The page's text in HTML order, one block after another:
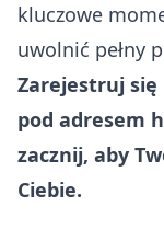
kluczowe
uwolnić pełny
Zarejestruj
pod adresem
zacznij, aby
Ciebie.